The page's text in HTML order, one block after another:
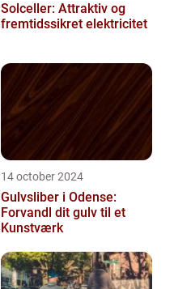
Solceller: Attraktiv og
fremtidssikret elektricitet
14 october 2024
Gulvsliber i Odense:
Forvandl dit gulv til et
Kunstværk